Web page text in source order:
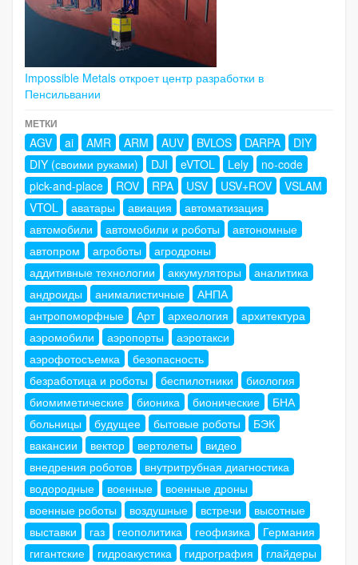
Impossible Metals откроет центр разработки в
Пенсильвании
МЕТКИ
AGV ai AMR ARM AUV BVLOS DARPA
DIY
DIY (своими руками)
DJI eVTOL Lely
no-code
pick-and-place
ROV RPA USV USV+ROV
VSLAM
VTOL
аватары авиация
автоматизация
автомобили
автомобили и роботы
автономные
автопром
агроботы
агродроны
аддитивные технологии
аккумуляторы
аналитика
андроиды
анималистичные
АНПА
антропоморфные
Арт археология
архитектура
аэромобили
аэропорты
аэротакси
аэрофотосъемка
безопасность
безработица и роботы
беспилотники
биология
биомиметические
бионика бионические
БНА
больницы
будущее бытовые роботы
БЭК
вакансии
вектор вертолеты
видео
внедрения роботов
внутритрубная диагностика
водородные
военные
военные дроны
военные роботы
воздушные встречи
высотные
выставки
газ геополитика геофизика
Германия
гигантские
гидроакустика гидрография
глайдеры